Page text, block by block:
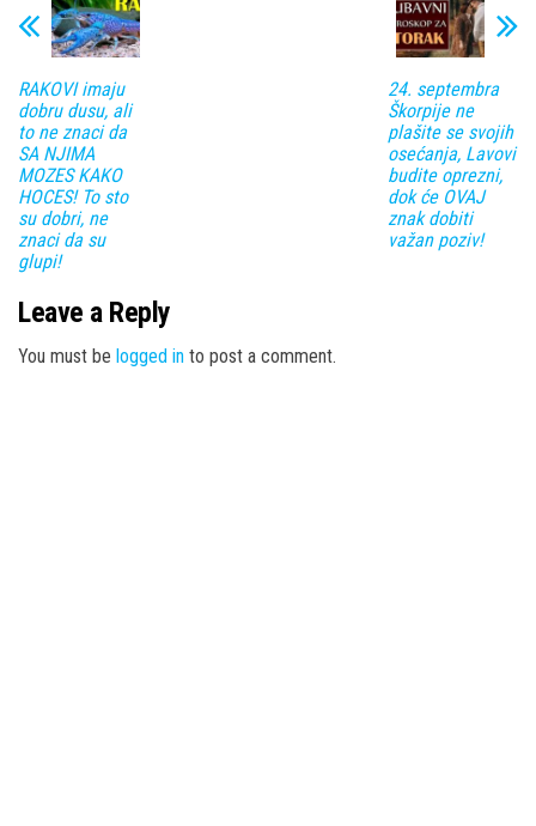
RAKOVI imaju
dobru dusu, ali
to ne znaci da
SA NJIMA
MOZES KAKO
HOCES! To sto
su dobri, ne
znaci da su
glupi!
24. septembra
Škorpije ne
plašite se svojih
osećanja, Lavovi
budite oprezni,
dok će OVAJ
znak dobiti
važan poziv!
Leave a Reply
You must be logged in to post a comment.